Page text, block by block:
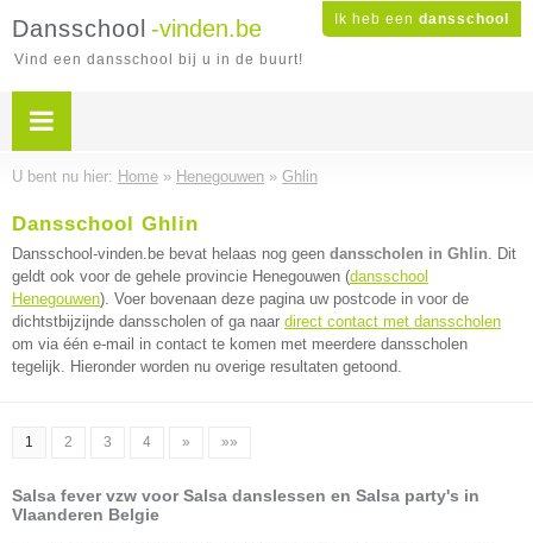
Ik heb een dansschool
Dansschool -vinden.be
Vind een dansschool bij u in de buurt!
U bent nu hier: Home » Henegouwen » Ghlin
Dansschool Ghlin
Dansschool-vinden.be bevat helaas nog geen dansscholen in Ghlin. Dit
geldt ook voor de gehele provincie Henegouwen (dansschool
Henegouwen). Voer bovenaan deze pagina uw postcode in voor de
dichtstbijzijnde dansscholen of ga naar direct contact met dansscholen
om via één e-mail in contact te komen met meerdere dansscholen
tegelijk. Hieronder worden nu overige resultaten getoond.
1 2 3 4 » »»
Salsa fever vzw voor Salsa danslessen en Salsa party's in
Vlaanderen Belgie